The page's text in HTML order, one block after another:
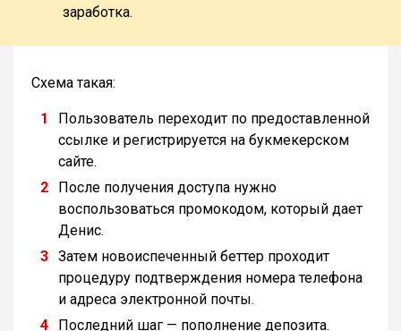
заработка.
Схема такая:
Пользователь переходит по предоставленной
ссылке и регистрируется на букмекерском
сайте.
После получения доступа нужно
воспользоваться промокодом, который дает
Денис.
Затем новоиспеченный беттер проходит
процедуру подтверждения номера телефона
и адреса электронной почты.
Последний шаг — пополнение депозита.